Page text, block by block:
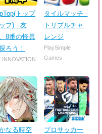
トップ
プ) : 友
8番の怪異
ろう！
INNOVATION
タイルマッチ -
トリプルチャ
レンジ
PlaySimple
Games
なる時空
プロサッカー